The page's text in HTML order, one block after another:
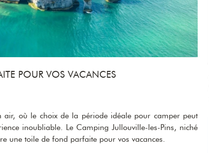
POUR VOS VACANCES
air, où le choix de la période idéale pour camper peut
inoubliable. Le Camping Jullouville-les-Pins, niché
une toile de fond parfaite pour vos vacances.